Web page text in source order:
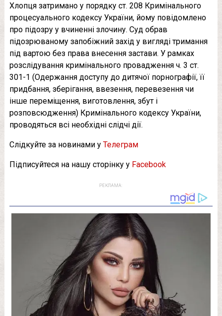
Хлопця затримано у порядку ст. 208 Кримінального
процесуального кодексу України, йому повідомлено
про підозру у вчиненні злочину. Суд обрав
підозрюваному запобіжний захід у вигляді тримання
під вартою без права внесення застави. У рамках
розслідування кримінального провадження ч. 3 ст.
301-1 (Одержання доступу до дитячої порнографії, її
придбання, зберігання, ввезення, перевезення чи
інше переміщення, виготовлення, збут і
розповсюдження) Кримінального кодексу України,
проводяться всі необхідні слідчі дії.
Слідкуйте за новинами у Телеграм
Підписуйтеся на нашу сторінку у Facebook
РЕКЛАМА: